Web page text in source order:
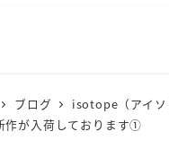
ブログ isotope（アイソ
作が入荷しております①